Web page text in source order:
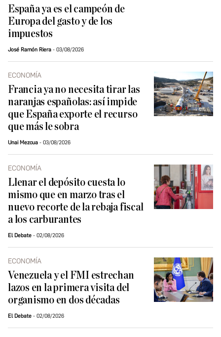
España ya es el campeón de
Europa del gasto y de los
impuestos
José Ramón Riera 03/08/2026
ECONOMÍA
Francia ya no necesita tirar las
naranjas españolas: así impide
que España exporte el recurso
que más le sobra
Unai Mezcua 03/08/2026
ECONOMÍA
Llenar el depósito cuesta lo
mismo que en marzo tras el
nuevo recorte de la rebaja fiscal
a los carburantes
El Debate 02/08/2026
ECONOMÍA
Venezuela y el FMI estrechan
lazos en la primera visita del
organismo en dos décadas
El Debate 02/08/2026